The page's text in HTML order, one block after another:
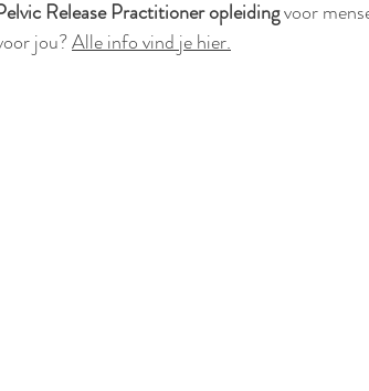
Release Practitioner opleiding voor
jou? Alle info vind je hier.